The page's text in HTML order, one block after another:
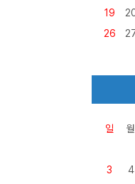
19
26
일 월
3
4